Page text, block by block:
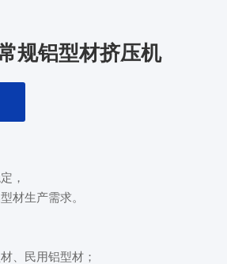
规铝型材挤压机
，
材生产需求。
、民用铝型材；